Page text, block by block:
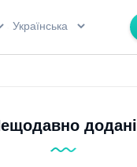
додані